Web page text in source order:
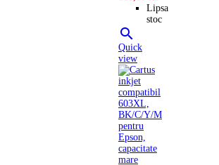
Lipsa
stoc

Quick
view